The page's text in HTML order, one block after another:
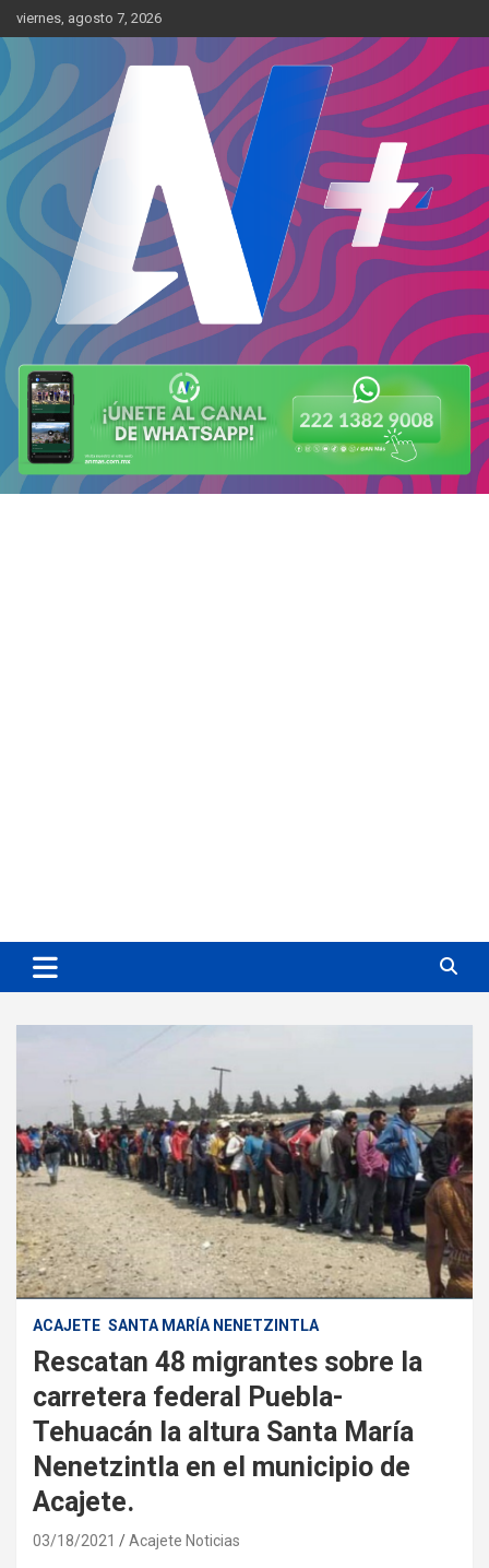
Skip
to
content
viernes, agosto 7, 2026
AN Más
Más cerca de ti
ACAJETE SANTA MARÍA NENETZINTLA
Rescatan 48 migrantes sobre la
carretera federal Puebla-
Tehuacán la altura Santa María
Nenetzintla en el municipio de
Acajete.
03/18/2021 Acajete Noticias